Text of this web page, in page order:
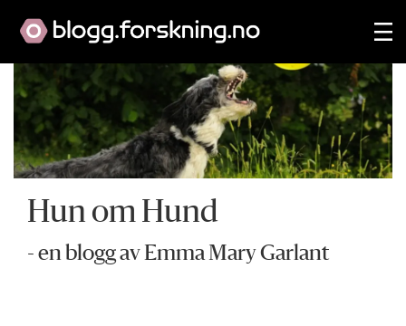
Hun om Hund
- en blogg av Emma Mary Garlant